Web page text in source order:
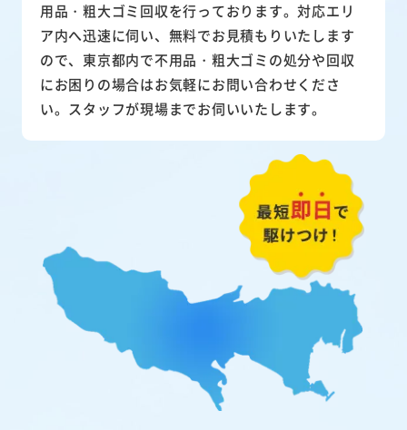
用品・粗大ゴミ回収を行っております。対応エリ
ア内へ迅速に伺い、無料でお見積もりいたします
ので、東京都内で不用品・粗大ゴミの処分や回収
にお困りの場合はお気軽にお問い合わせくださ
い。スタッフが現場までお伺いいたします。